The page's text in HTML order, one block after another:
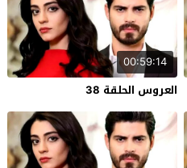
00:59:14
العروس الحلقة 38